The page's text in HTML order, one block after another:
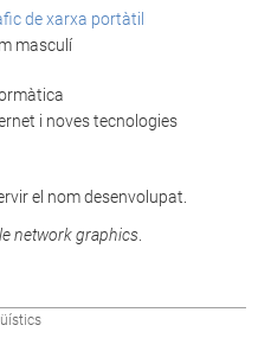
de xarxa portàtil
masculí
i noves tecnologies
el nom desenvolupat.
network graphics